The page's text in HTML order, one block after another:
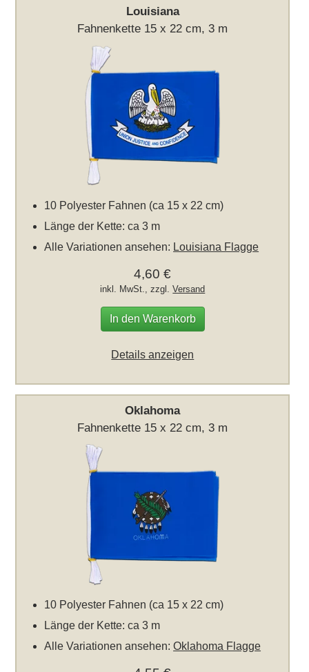
Louisiana
Fahnenkette 15 x 22 cm, 3 m
10 Polyester Fahnen (ca 15 x 22 cm)
Länge der Kette: ca 3 m
Alle Variationen ansehen: Louisiana Flagge
4,60 €
inkl. MwSt., zzgl.Versand
In den Warenkorb
Details anzeigen
Oklahoma
Fahnenkette 15 x 22 cm, 3 m
10 Polyester Fahnen (ca 15 x 22 cm)
Länge der Kette: ca 3 m
Alle Variationen ansehen:Oklahoma Flagge